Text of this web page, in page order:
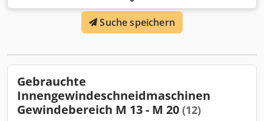
Elektrische Gewindebohrmaschinen für M3 - M16
Gewinde, Winkel einstellbar. 9 Stk. Schnellwechselfutter
mit Rutschkupplung. Über Display einstellbar: variable
Hauptdrehrichtung, Gewindeauswahl. Optional:
Lieferbar auchin: M14 bis M24 und M27 bis M33.
Suche speichern
Gebrauchte
Innengewindeschneidmaschinen
Gewindebereich M 13 - M 20 (12)